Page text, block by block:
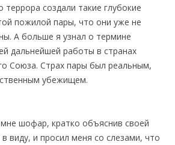
террора создали такие глубокие
пожилой пары, что они уже не
А больше я узнал о термине
дальнейшей работы в странах
Союза. Страх пары был реальным,
убежищем.
шофар, кратко объяснив своей
виду, и просил меня со слезами, что